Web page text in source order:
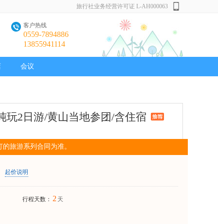
旅行社业务经营许可证 L-AH000063
客户热线
0559-7894886
13855941114
会议
玩2日游/黄山当地参团/含住宿
旅游系列合同为准。
起价说明
行程天数： 2 天